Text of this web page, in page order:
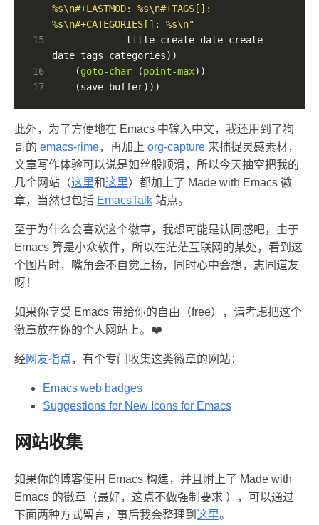
%s\n#+LASTMOD: %s\n#+TAGS[]:
%s\n#+CATEGORIES[]: %s\n"
15
16
	(
goto-char (point-max
17
	(save-buffer)))
此外，为了方便地在 Emacs 中输入中文，我还用到了狗
哥的 emacs-rime，再加上 org-capture 来捕捉灵感素材，
文章写作体验可以说是如丝般顺滑，所以今天抽空把我的
几个网站（这里和这里）都加上了 Made with Emacs 徽
章，当然也包括 EmacsTalk 站点。
至于为什么会喜欢这个徽章，我想可能是认同感吧，由于
Emacs 算是小众软件，所以在茫茫互联网的某处，看到这
个图片时，嘴角会不自觉上扬，同时心中会想，志同道友
呀！
如果你享受 Emacs 带给你的自由（free），请考虑把这个
徽章放在你的个人网站上。❤️
经网友指点，有个专门收集这类徽章的网站：
Emacs web badges
Suggestions for New Icons for Emacs
网站收集
如果你的博客使用 Emacs 构建，并且附上了 Made with
Emacs 的徽章（最好，这点不做强制要求 ），可以通过
下面两种方式留言，事后我会整理到 这里。